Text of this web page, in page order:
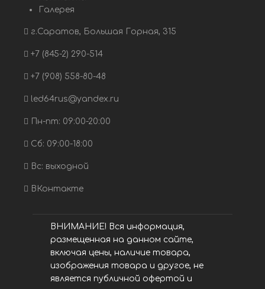
Галерея
г.Саратов, Большая Горная, 315
+7 (845-2) 290-514
+7 (908) 558-80-48
led64rus@yandex.ru
Пн-пт: 09:00-20:00
Сб: 09:00-18:00
Вс: выходной
ВКонтакте
ВНИМАНИЕ! Вся информация,
размещенная на данном сайте,
включая цены, наличие товара,
изображения товара и другое, не
является публичной офертой и